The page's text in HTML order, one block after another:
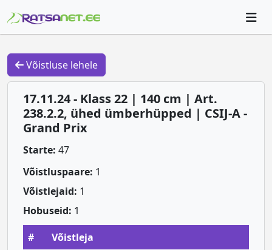
Võistluse lehele
17.11.24 - Klass 22 | 140 cm | Art.
238.2.2, ühed ümberhüpped | CSIJ-A -
Grand Prix
Starte: 47
Võistluspaare: 1
Võistlejaid: 1
Hobuseid: 1
#
Võistleja